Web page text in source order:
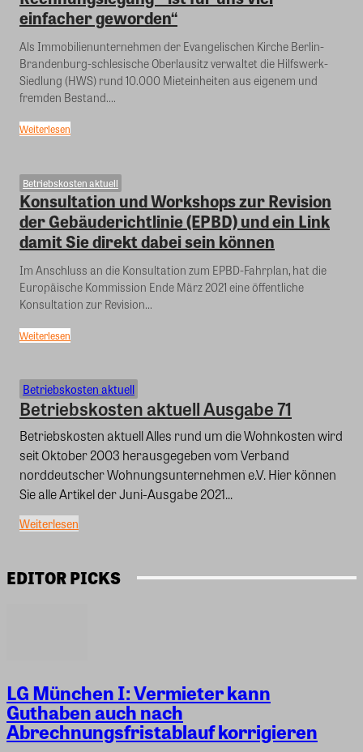
einfacher geworden“
Als Immobilienunternehmen der Evangelischen Kirche Berlin-
Brandenburg-schlesische Oberlausitz verwaltet die Hilfswerk-
Siedlung (HWS) rund 10.000 Mieteinheiten aus eigenem und
fremden Bestand....
Weiterlesen
Betriebskosten aktuell
Konsultation und Workshops zur Revision
der Gebäuderichtlinie (EPBD) und ein Link
damit Sie direkt dabei sein können
Im Anschluss an die Konsultation zum EPBD-Fahrplan, hat die
Europäische Kommission Ende März 2021 eine öffentliche
Konsultation zur Revision...
Weiterlesen
Betriebskosten aktuell
Betriebskosten aktuell Ausgabe 71
Betriebskosten aktuell Alles rund um die Wohnkosten wird
seit Oktober 2003 herausgegeben vom Verband
norddeutscher Wohnungsunternehmen e.V. Hier können
Sie alle Artikel der Juni-Ausgabe 2021...
Weiterlesen
EDITOR PICKS
LG München I: Vermieter kann
Guthaben auch nach
Abrechnungsfristablauf korrigieren